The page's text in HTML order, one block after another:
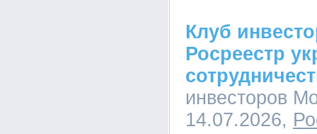
Клуб
Росреестр
инвесторов
14.07.2026,